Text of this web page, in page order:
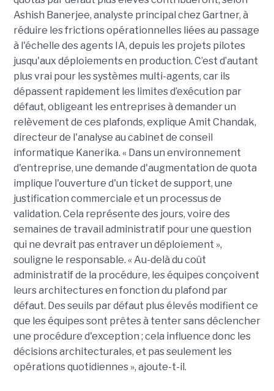
Ashish Banerjee, analyste principal chez Gartner, à
réduire les frictions opérationnelles liées au passage
à l'échelle des agents IA, depuis les projets pilotes
jusqu'aux déploiements en production. C’est d’autant
plus vrai pour les systèmes multi-agents, car ils
dépassent rapidement les limites d’exécution par
défaut, obligeant les entreprises à demander un
relèvement de ces plafonds, explique Amit Chandak,
directeur de l'analyse au cabinet de conseil
informatique Kanerika. « Dans un environnement
d'entreprise, une demande d'augmentation de quota
implique l'ouverture d'un ticket de support, une
justification commerciale et un processus de
validation. Cela représente des jours, voire des
semaines de travail administratif pour une question
qui ne devrait pas entraver un déploiement »,
souligne le responsable. « Au-delà du coût
administratif de la procédure, les équipes conçoivent
leurs architectures en fonction du plafond par
défaut. Des seuils par défaut plus élevés modifient ce
que les équipes sont prêtes à tenter sans déclencher
une procédure d'exception ; cela influence donc les
décisions architecturales, et pas seulement les
opérations quotidiennes », ajoute-t-il.